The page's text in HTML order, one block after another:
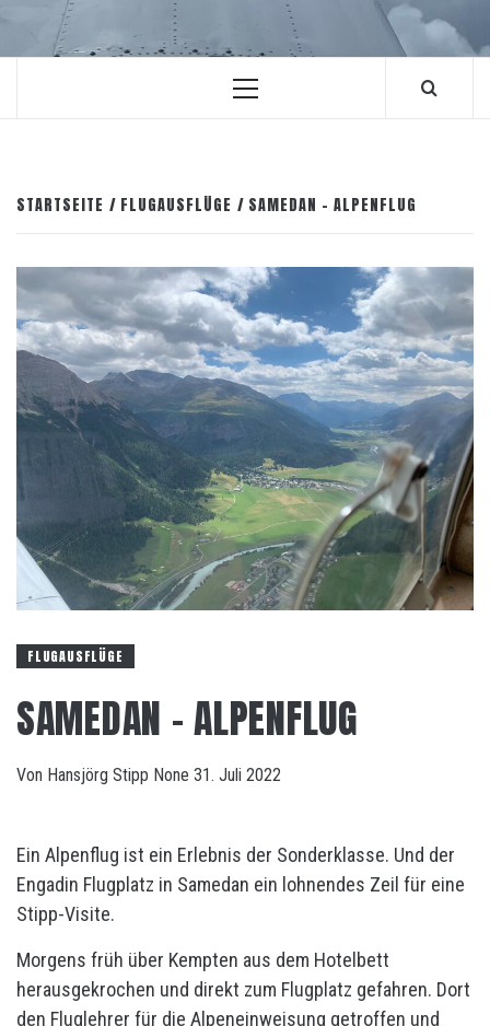
Primäres
STARTSEITE FLUGAUSFLÜGE SAMEDAN – ALPENFLUG
FLUGAUSFLÜGE
SAMEDAN – ALPENFLUG
Von Hansjörg Stipp None 31. Juli 2022
Ein Alpenflug ist ein Erlebnis der Sonderklasse. Und der
Engadin Flugplatz in Samedan ein lohnendes Zeil für eine
Stipp-Visite.
Morgens früh über Kempten aus dem Hotelbett
herausgekrochen und direkt zum Flugplatz gefahren. Dort
den Fluglehrer für die Alpeneinweisung getroffen und